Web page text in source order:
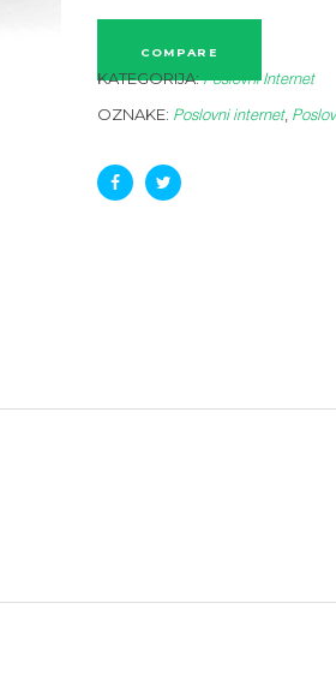
COMPARE
KATEGORIJA: Poslovni Internet
OZNAKE: Poslovni internet,